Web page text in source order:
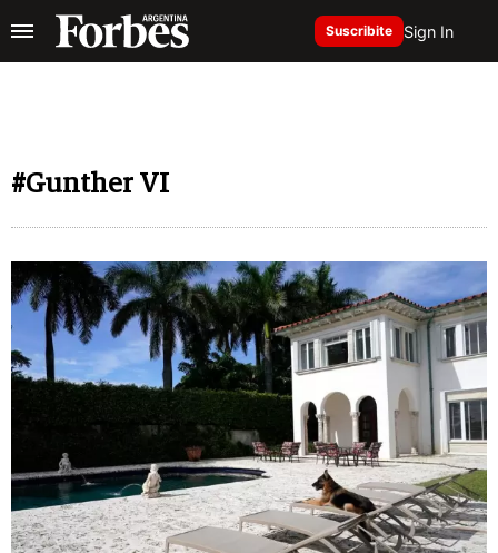
Suscribite Sign In
#Gunther VI